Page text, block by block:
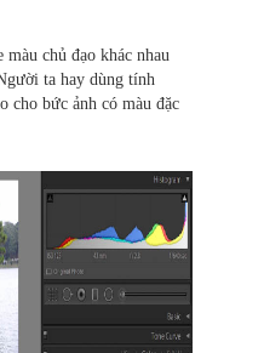
màu chủ đạo khác nhau
ta hay dùng tính
cho bức ảnh có màu đặc